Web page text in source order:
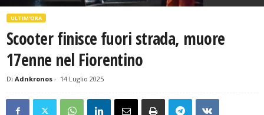
ULTIM'ORA
Scooter finisce fuori strada, muore
17enne nel Fiorentino
Di Adnkronos - 14 Luglio 2025